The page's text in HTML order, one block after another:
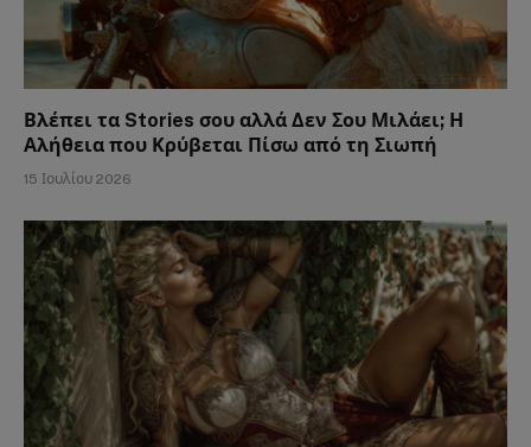
Βλέπει τα Stories σου αλλά Δεν Σου Μιλάει; Η
Αλήθεια που Κρύβεται Πίσω από τη Σιωπή
15 Ιουλίου 2026